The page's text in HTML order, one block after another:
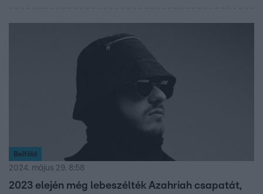
Belföld
2024. május 29. 8:58
2023 elején még lebeszélték Azahriah csapatát,